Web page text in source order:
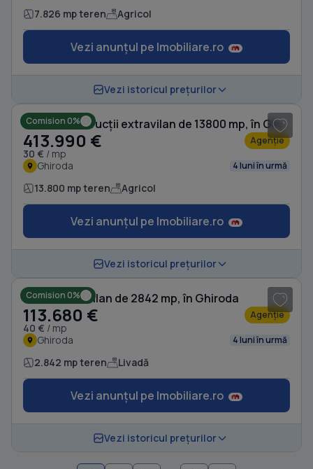
7.826 mp teren Agricol
Vezi anunțul pe Imobiliare.ro
Vezi istoricul prețurilor
Comision 0% Teren Construcții extravilan de 13800 mp, în Ghiroda
413.990 €
30 € / mp
Agenție
Ghiroda 4 luni în urmă
13.800 mp teren Agricol
Vezi anunțul pe Imobiliare.ro
Vezi istoricul prețurilor
Comision 0%
Teren extravilan de 2842 mp, în Ghiroda
113.680 €
40 € / mp
Agenție
Ghiroda 4 luni în urmă
2.842 mp teren Livadă
Vezi anunțul pe Imobiliare.ro
Vezi istoricul prețurilor